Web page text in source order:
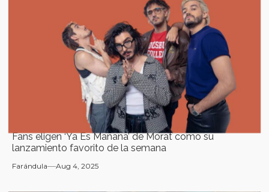
Fans eligen ‘Ya Es Mañana’ de Morat como su
lanzamiento favorito de la semana
Farándula Aug 4, 2025